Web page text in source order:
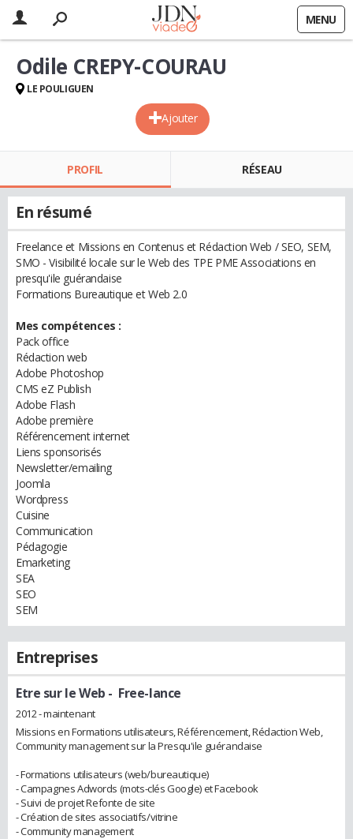
MENU
Ajouter
Odile CREPY-COURAU
LE POULIGUEN
PROFIL RÉSEAU
En résumé
Freelance et Missions en Contenus et Rédaction Web / SEO, SEM,
SMO - Visibilité locale sur le Web des TPE PME Associations en
presqu'ile guérandaise
Formations Bureautique et Web 2.0
Mes compétences :
Pack office
Rédaction web
Adobe Photoshop
CMS eZ Publish
Adobe Flash
Adobe première
Référencement internet
Liens sponsorisés
Newsletter/emailing
Joomla
Wordpress
Cuisine
Communication
Pédagogie
Emarketing
SEA
SEO
SEM
Entreprises
Etre sur le Web - Free-lance
2012 - maintenant
Missions en Formations utilisateurs, Référencement, Rédaction Web,
Community management sur la Presqu'ile guérandaise
- Formations utilisateurs (web/bureautique)
- Campagnes Adwords (mots-clés Google) et Facebook
- Suivi de projet Refonte de site
- Création de sites associatifs/vitrine
- Community management